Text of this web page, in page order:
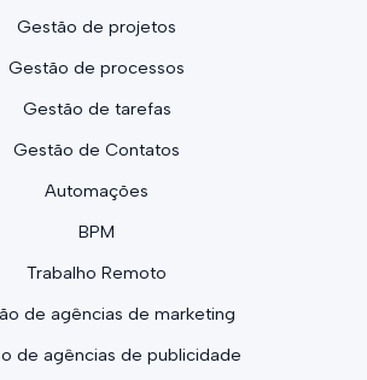
Gestão de projetos
Gestão de processos
Gestão de tarefas
Gestão de Contatos
Automações
BPM
Trabalho Remoto
de agências de marketing
de agências de publicidade